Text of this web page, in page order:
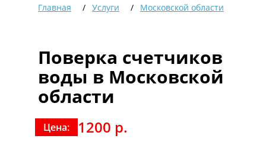
Главная Услуги Московской области
Поверка счетчиков
воды в Московской
области
Цена: 1200 р.